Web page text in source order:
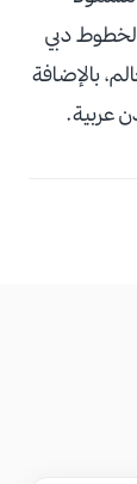
دبي
العالم، بالإضافة
عربية.